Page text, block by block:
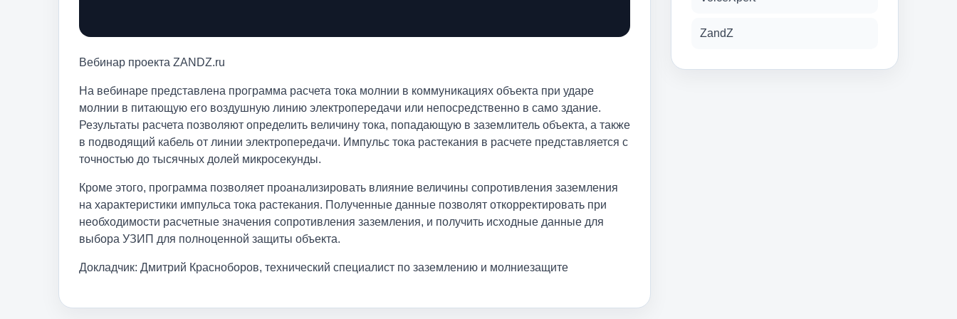
Вебинар проекта ZANDZ.ru
На вебинаре представлена программа расчета тока молнии в коммуникациях объекта при ударе
молнии в питающую его воздушную линию электропередачи или непосредственно в само здание.
Результаты расчета позволяют определить величину тока, попадающую в заземлитель объекта, а также
в подводящий кабель от линии электропередачи. Импульс тока растекания в расчете представляется с
точностью до тысячных долей микросекунды.
Кроме этого, программа позволяет проанализировать влияние величины сопротивления заземления
на характеристики импульса тока растекания. Полученные данные позволят откорректировать при
необходимости расчетные значения сопротивления заземления, и получить исходные данные для
выбора УЗИП для полноценной защиты объекта.
Докладчик: Дмитрий Красноборов, технический специалист по заземлению и молниезащите
ZandZ